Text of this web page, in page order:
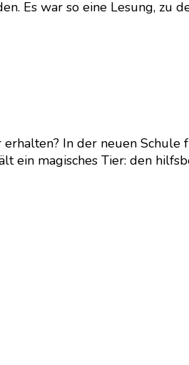
Es war so eine Lesung, zu
In der neuen
ein magisches Tier: den